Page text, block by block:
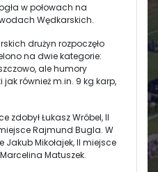
w połowach na
Wędkarskich.
drużyn rozpoczęło
na dwie kategorie:
ale humory
jak również m.in. 9 kg karp,
zdobył Łukasz Wróbel, II
Rajmund Bugla. W
Mikołajek, II miejsce
Matuszek.